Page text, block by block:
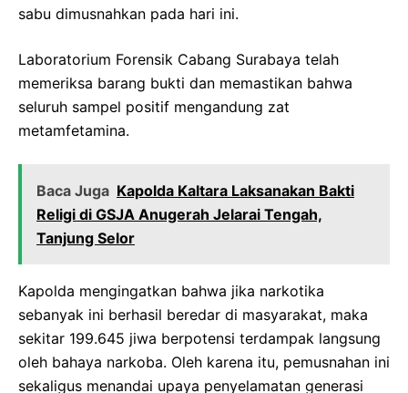
sabu dimusnahkan pada hari ini.
Laboratorium Forensik Cabang Surabaya telah
memeriksa barang bukti dan memastikan bahwa
seluruh sampel positif mengandung zat
metamfetamina.
Baca Juga Kapolda Kaltara Laksanakan Bakti
Religi di GSJA Anugerah Jelarai Tengah,
Tanjung Selor
Kapolda mengingatkan bahwa jika narkotika
sebanyak ini berhasil beredar di masyarakat, maka
sekitar 199.645 jiwa berpotensi terdampak langsung
oleh bahaya narkoba. Oleh karena itu, pemusnahan ini
sekaligus menandai upaya penyelamatan generasi